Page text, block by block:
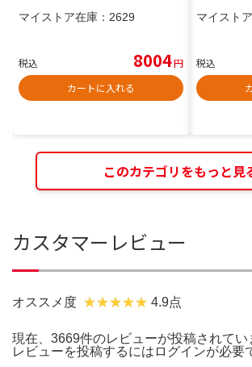
マイストア在庫： 2629
税込 8004円
カートに入れる
マイスト
税込
このカテゴリをもっと見
カスタマーレビュー
オススメ度 4.9点
現在、3669件のレビューが投稿されてい
レビューを投稿するには ログインが必要